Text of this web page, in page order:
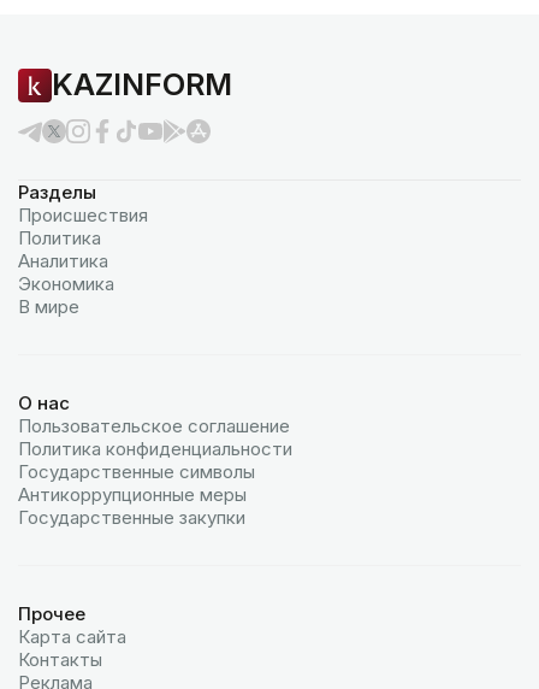
KAZINFORM
Разделы
Происшествия
Политика
Аналитика
Экономика
В мире
О нас
Пользовательское соглашение
Политика конфиденциальности
Государственные символы
Антикоррупционные меры
Государственные закупки
Прочее
Карта сайта
Контакты
Реклама